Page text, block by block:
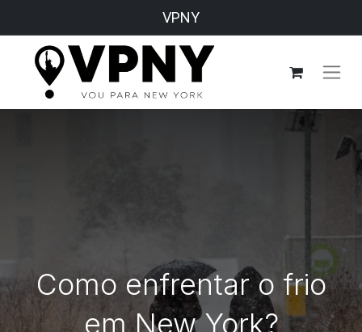
VPNY
Como enfrentar o frio
em New York?